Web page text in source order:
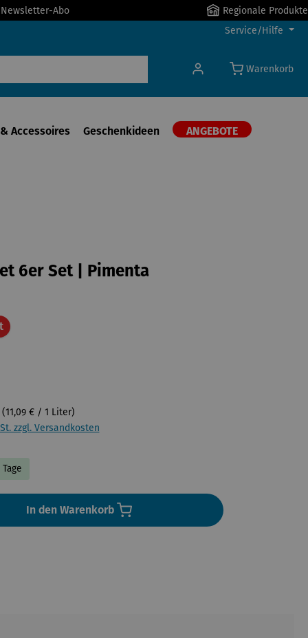
Abo
Regionale Produkte
Service/Hilfe
Warenkorb
Accessoires Geschenkideen ANGEBOTE
6er Set | Pimenta
Rabatt
(11,09 € / 1 Liter)
zzgl. Versandkosten
In den Warenkorb